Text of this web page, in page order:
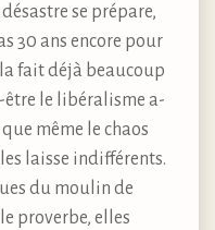
se prépare,
30 ans encore pour
fait déjà beaucoup
être le libéralisme a-
même le chaos
laisse indifférents.
du moulin de
proverbe, elles